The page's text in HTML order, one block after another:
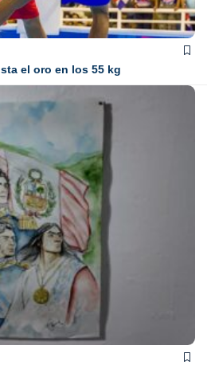
el oro en los 55 kg